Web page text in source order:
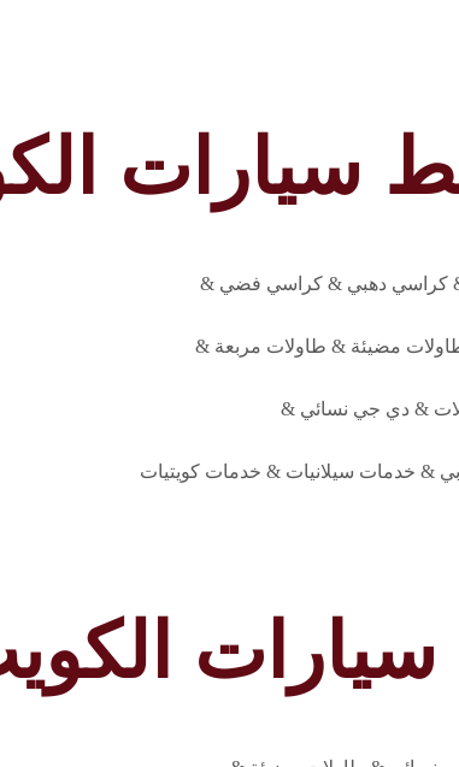
سيارات
كراسي دهبي & كراسي فضي &
مضيئة & طاولات مربعة &
& دي جي نسائي &
& خدمات سيلانيات & خدمات كويتيات